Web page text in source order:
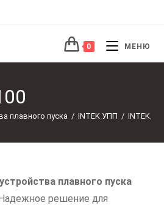
0 МЕНЮ
плавного пуска / INTEK УПП / INTEK/
плавного пуска
решение для